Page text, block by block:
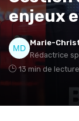
enjeux
Marie-
Rédactrice
13 min de lecture